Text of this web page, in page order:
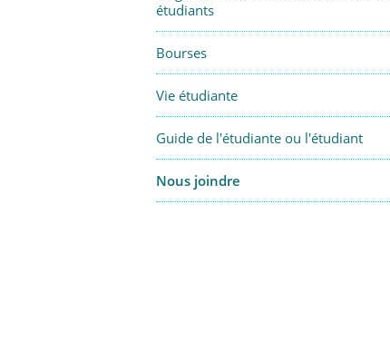
étudiants
Bourses
Vie étudiante
Guide de l'étudiante ou l'étudiant
Nous joindre